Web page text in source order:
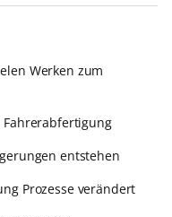
Werken zum
Fahrerabfertigung
entstehen
Prozesse verändert